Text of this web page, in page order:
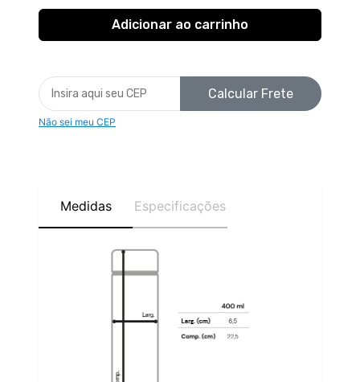
Calcular Frete
Não sei meu CEP
Medidas Especificações